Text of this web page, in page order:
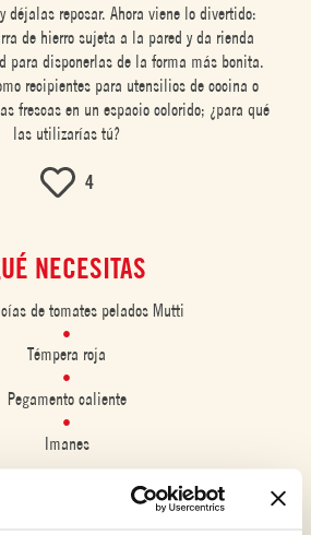
déjalas reposar. Ahora viene lo divertido:
de hierro sujeta a la pared y da rienda
para disponerlas de la forma más bonita.
recipientes para utensilios de cocina o
frescas en un espacio colorido; ¿para qué
las utilizarías tú?
4
NECESITAS
de tomates pelados Mutti
Témpera roja
Pegamento caliente
Imanes